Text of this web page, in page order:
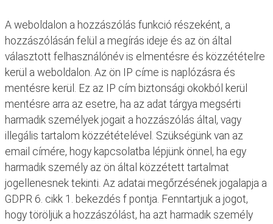
A weboldalon a hozzászólás funkció részeként, a
hozzászólásán felül a megírás ideje és az ön által
választott felhasználónév is elmentésre és közzétételre
kerül a weboldalon. Az ön IP címe is naplózásra és
mentésre kerül. Ez az IP cím biztonsági okokból kerül
mentésre arra az esetre, ha az adat tárgya megsérti
harmadik személyek jogait a hozzászólás által, vagy
illegális tartalom közzétételével. Szükségünk van az
email címére, hogy kapcsolatba lépjünk önnel, ha egy
harmadik személy az ön által közzétett tartalmat
jogellenesnek tekinti. Az adatai megőrzésének jogalapja a
GDPR 6. cikk 1. bekezdés f pontja. Fenntartjuk a jogot,
hogy töröljük a hozzászólást, ha azt harmadik személy